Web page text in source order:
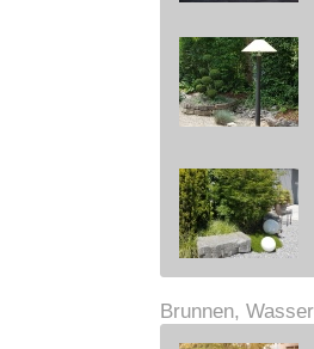
Brunnen,